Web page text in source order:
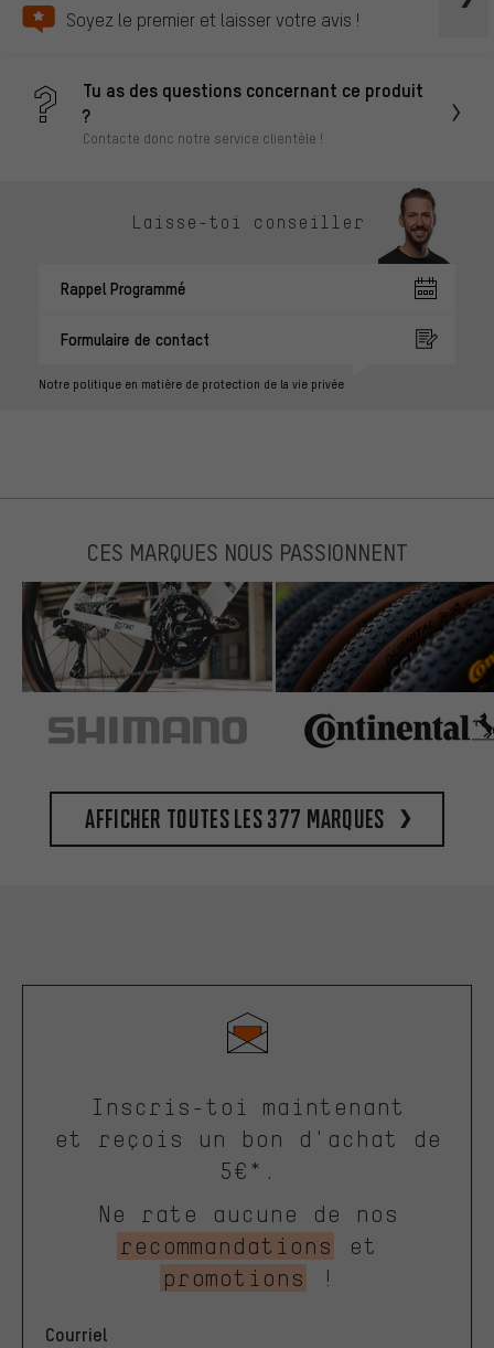
Soyez le premier et laisser votre avis !
Tu as des questions concernant ce produit
?
Contacte donc notre service clientèle !
Laisse-toi conseiller
Rappel Programmé
Formulaire de contact
Notre politique en matière de protection de la vie privée
CES MARQUES NOUS PASSIONNENT
Afficher toutes les 377 marques
Inscris-toi maintenant
et reçois un bon d'achat de
5€*.
Ne rate aucune de nos
recommandations
et
promotions
!
Courriel